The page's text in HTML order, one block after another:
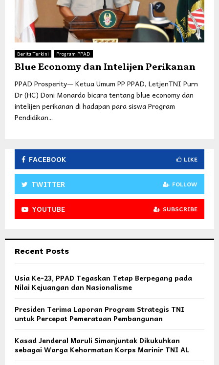
Berita Terkini Program PPAD
Blue Economy dan Intelijen Perikanan
PPAD Prosperity— Ketua Umum PP PPAD, LetjenTNI Purn
Dr (HC) Doni Monardo bicara tentang blue economy dan
intelijen perikanan di hadapan para siswa Program
Pendidikan...
FACEBOOK LIKE
TWITTER FOLLOW
YOUTUBE SUBSCRIBE
Recent Posts
Usia Ke-23, PPAD Tegaskan Tetap Berpegang pada
Nilai Kejuangan dan Nasionalisme
Presiden Terima Laporan Program Strategis TNI
untuk Percepat Pemerataan Pembangunan
Kasad Jenderal Maruli Simanjuntak Dikukuhkan
sebagai Warga Kehormatan Korps Marinir TNI AL